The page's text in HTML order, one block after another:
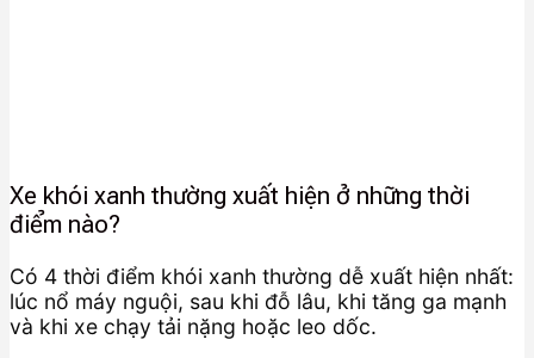
Xe khói xanh thường xuất hiện ở những thời
điểm nào?
Có 4 thời điểm khói xanh thường dễ xuất hiện nhất:
lúc nổ máy nguội, sau khi đỗ lâu, khi tăng ga mạnh
và khi xe chạy tải nặng hoặc leo dốc.